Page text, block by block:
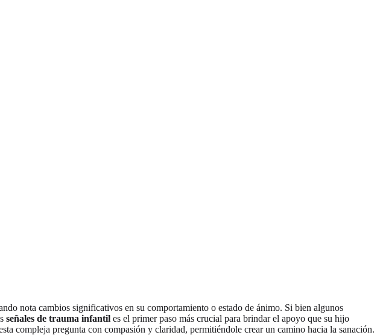
nota cambios significativos en su comportamiento o estado de ánimo. Si bien algunos
señales de trauma infantil es el primer paso más crucial para brindar el apoyo que su hijo
compleja pregunta con compasión y claridad, permitiéndole crear un camino hacia la sanación.